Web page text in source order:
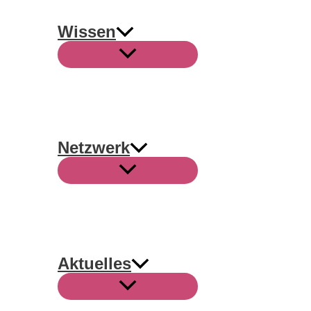
Wissen
Netzwerk
Aktuelles